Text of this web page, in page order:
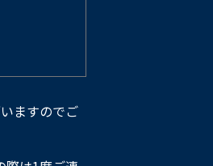
ますのでご